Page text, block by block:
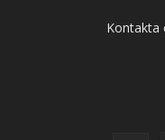
Kontakta